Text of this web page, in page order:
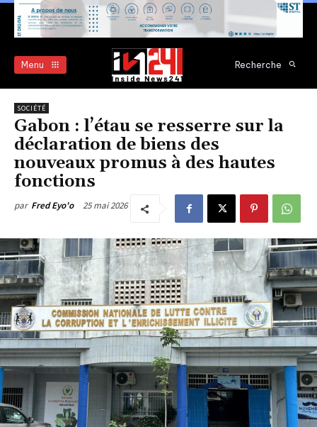
Menu Recherche
SOCIÉTÉ
Gabon : l’étau se resserre sur la
déclaration de biens des
nouveaux promus à des hautes
fonctions
par Fred Eyo'o 25 mai 2026